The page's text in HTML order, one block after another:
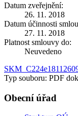
Datum zveřejnění:
26. 11. 2018
Datum účinnosti
27. 11. 2018
Platnost smlouvy do:
Neuvedeno
Typ souboru: PDF
Obecní úřad